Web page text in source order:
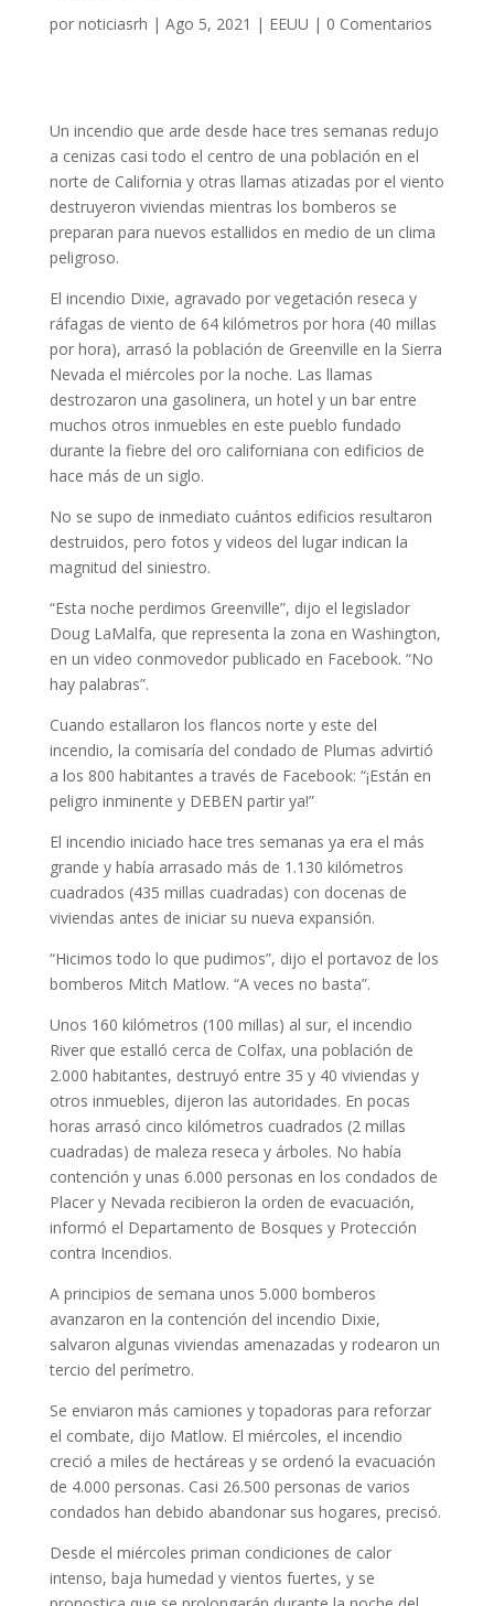
por noticiasrh | Ago 5, 2021 | EEUU | 0 Comentarios
Un incendio que arde desde hace tres semanas redujo
a cenizas casi todo el centro de una población en el
norte de California y otras llamas atizadas por el viento
destruyeron viviendas mientras los bomberos se
preparan para nuevos estallidos en medio de un clima
peligroso.
El incendio Dixie, agravado por vegetación reseca y
ráfagas de viento de 64 kilómetros por hora (40 millas
por hora), arrasó la población de Greenville en la Sierra
Nevada el miércoles por la noche. Las llamas
destrozaron una gasolinera, un hotel y un bar entre
muchos otros inmuebles en este pueblo fundado
durante la fiebre del oro californiana con edificios de
hace más de un siglo.
No se supo de inmediato cuántos edificios resultaron
destruidos, pero fotos y videos del lugar indican la
magnitud del siniestro.
“Esta noche perdimos Greenville”, dijo el legislador
Doug LaMalfa, que representa la zona en Washington,
en un video conmovedor publicado en Facebook. “No
hay palabras”.
Cuando estallaron los flancos norte y este del
incendio, la comisaría del condado de Plumas advirtió
a los 800 habitantes a través de Facebook: “¡Están en
peligro inminente y DEBEN partir ya!”
El incendio iniciado hace tres semanas ya era el más
grande y había arrasado más de 1.130 kilómetros
cuadrados (435 millas cuadradas) con docenas de
viviendas antes de iniciar su nueva expansión.
“Hicimos todo lo que pudimos”, dijo el portavoz de los
bomberos Mitch Matlow. “A veces no basta”.
Unos 160 kilómetros (100 millas) al sur, el incendio
River que estalló cerca de Colfax, una población de
2.000 habitantes, destruyó entre 35 y 40 viviendas y
otros inmuebles, dijeron las autoridades. En pocas
horas arrasó cinco kilómetros cuadrados (2 millas
cuadradas) de maleza reseca y árboles. No había
contención y unas 6.000 personas en los condados de
Placer y Nevada recibieron la orden de evacuación,
informó el Departamento de Bosques y Protección
contra Incendios.
A principios de semana unos 5.000 bomberos
avanzaron en la contención del incendio Dixie,
salvaron algunas viviendas amenazadas y rodearon un
tercio del perímetro.
Se enviaron más camiones y topadoras para reforzar
el combate, dijo Matlow. El miércoles, el incendio
creció a miles de hectáreas y se ordenó la evacuación
de 4.000 personas. Casi 26.500 personas de varios
condados han debido abandonar sus hogares, precisó.
Desde el miércoles priman condiciones de calor
intenso, baja humedad y vientos fuertes, y se